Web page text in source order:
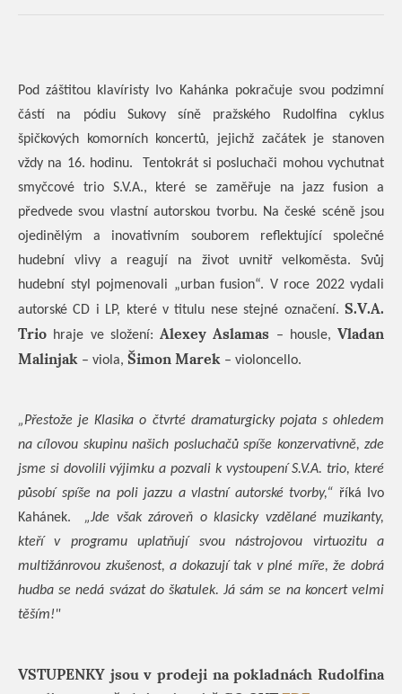
Pod záštitou klavíristy Ivo Kahánka pokračuje svou podzimní
částí na pódiu Sukovy síně pražského Rudolfina cyklus
špičkových komorních koncertů, jejichž začátek je stanoven
vždy na 16. hodinu.
Tentokrát si posluchači mohou vychutnat
smyčcové trio S.V.A., které se zaměřuje na jazz fusion a
předvede svou vlastní autorskou tvorbu. Na české scéně jsou
ojedinělým a inovativním souborem reflektující společné
hudební vlivy a reagují na život uvnitř velkoměsta. Svůj
hudební styl pojmenovali „urban fusion“. V roce 2022 vydali
autorské CD i LP, které v titulu nese stejné označení. S.V.A.
Trio hraje ve složení: Alexey Aslamas – housle, Vladan
Malinjak – viola, Šimon Marek – violoncello.
„Přestože je Klasika o čtvrté dramaturgicky pojata s ohledem
na cílovou skupinu našich posluchačů spíše konzervativně, zde
jsme si dovolili výjimku a pozvali k vystoupení S.V.A. trio, které
působí spíše na poli jazzu a vlastní autorské tvorby,“ říká Ivo
Kahánek.
„Jde však zároveň o klasicky vzdělané muzikanty,
kteří v programu uplatňují svou nástrojovou virtuozitu a
multižánrovou zkušenost, a dokazují tak v plné míře, že dobrá
hudba se nedá svázat do škatulek. Já sám se na koncert velmi
těším!"
VSTUPENKY jsou v prodeji na pokladnách Rudolfina